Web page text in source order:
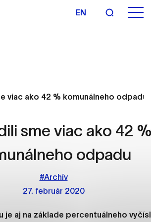
EN
viac ako 42 % komunálneho odpadu
sme viac ako 42
odpadu
27. február 2020
#Archív
je aj na základe percentuálneho
informácie o vašej aktivite a
sa napríklad k tomu, aby
cookies, ktorú chcete povoliť
cookie sú pre prevádzku
že umožňujú základné funkcie,